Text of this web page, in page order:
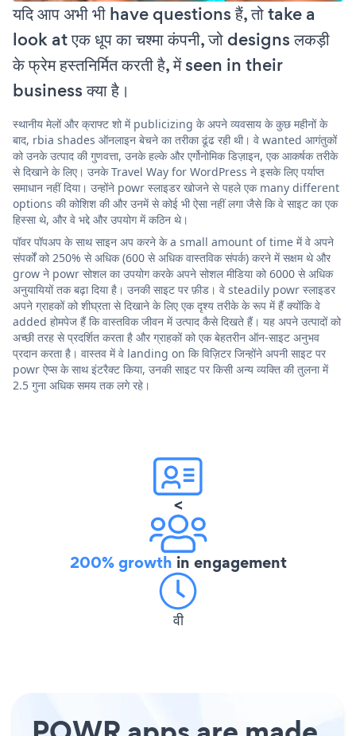
यदि आप अभी भी have questions हैं, तो take a
look at एक धूप का चश्मा कंपनी, जो designs लकड़ी
के फ्रेम हस्तनिर्मित करती है, में seen in their
business क्या है।
स्थानीय मेलों और क्राफ्ट शो में publicizing के अपने व्यवसाय के कुछ महीनों के
बाद, rbia shades ऑनलाइन बेचने का तरीका ढूंढ रही थी। वे wanted आगंतुकों
को उनके उत्पाद की गुणवत्ता, उनके हल्के और एर्गोनोमिक डिज़ाइन, एक आकर्षक तरीके
से दिखाने के लिए। उनके Travel Way for WordPress ने इसके लिए पर्याप्त
समाधान नहीं दिया। उन्होंने powr स्लाइडर खोजने से पहले एक many different
options की कोशिश की और उनमें से कोई भी ऐसा नहीं लगा जैसे कि वे साइट का एक
हिस्सा थे, और वे भद्दे और उपयोग में कठिन थे।
पॉवर पॉपअप के साथ साइन अप करने के a small amount of time में वे अपने
संपर्कों को 250% से अधिक (600 से अधिक वास्तविक संपर्क) करने में सक्षम थे और
grow ने powr सोशल का उपयोग करके अपने सोशल मीडिया को 6000 से अधिक
अनुयायियों तक बढ़ा दिया है। उनकी साइट पर फ़ीड। वे steadily powr स्लाइडर
अपने ग्राहकों को शीघ्रता से दिखाने के लिए एक दृश्य तरीके के रूप में हैं क्योंकि वे
added होमपेज हैं कि वास्तविक जीवन में उत्पाद कैसे दिखते हैं। यह अपने उत्पादों को
अच्छी तरह से प्रदर्शित करता है और ग्राहकों को एक बेहतरीन ऑन-साइट अनुभव
प्रदान करता है। वास्तव में वे landing on कि विज़िटर जिन्होंने अपनी साइट पर
powr ऐप्स के साथ इंटरैक्ट किया, उनकी साइट पर किसी अन्य व्यक्ति की तुलना में
2.5 गुना अधिक समय तक लगे रहे।
<
200% growth in engagement
वी